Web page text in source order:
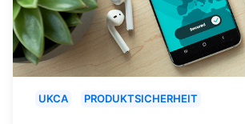
UKCA PRODUKTSICHERHEIT